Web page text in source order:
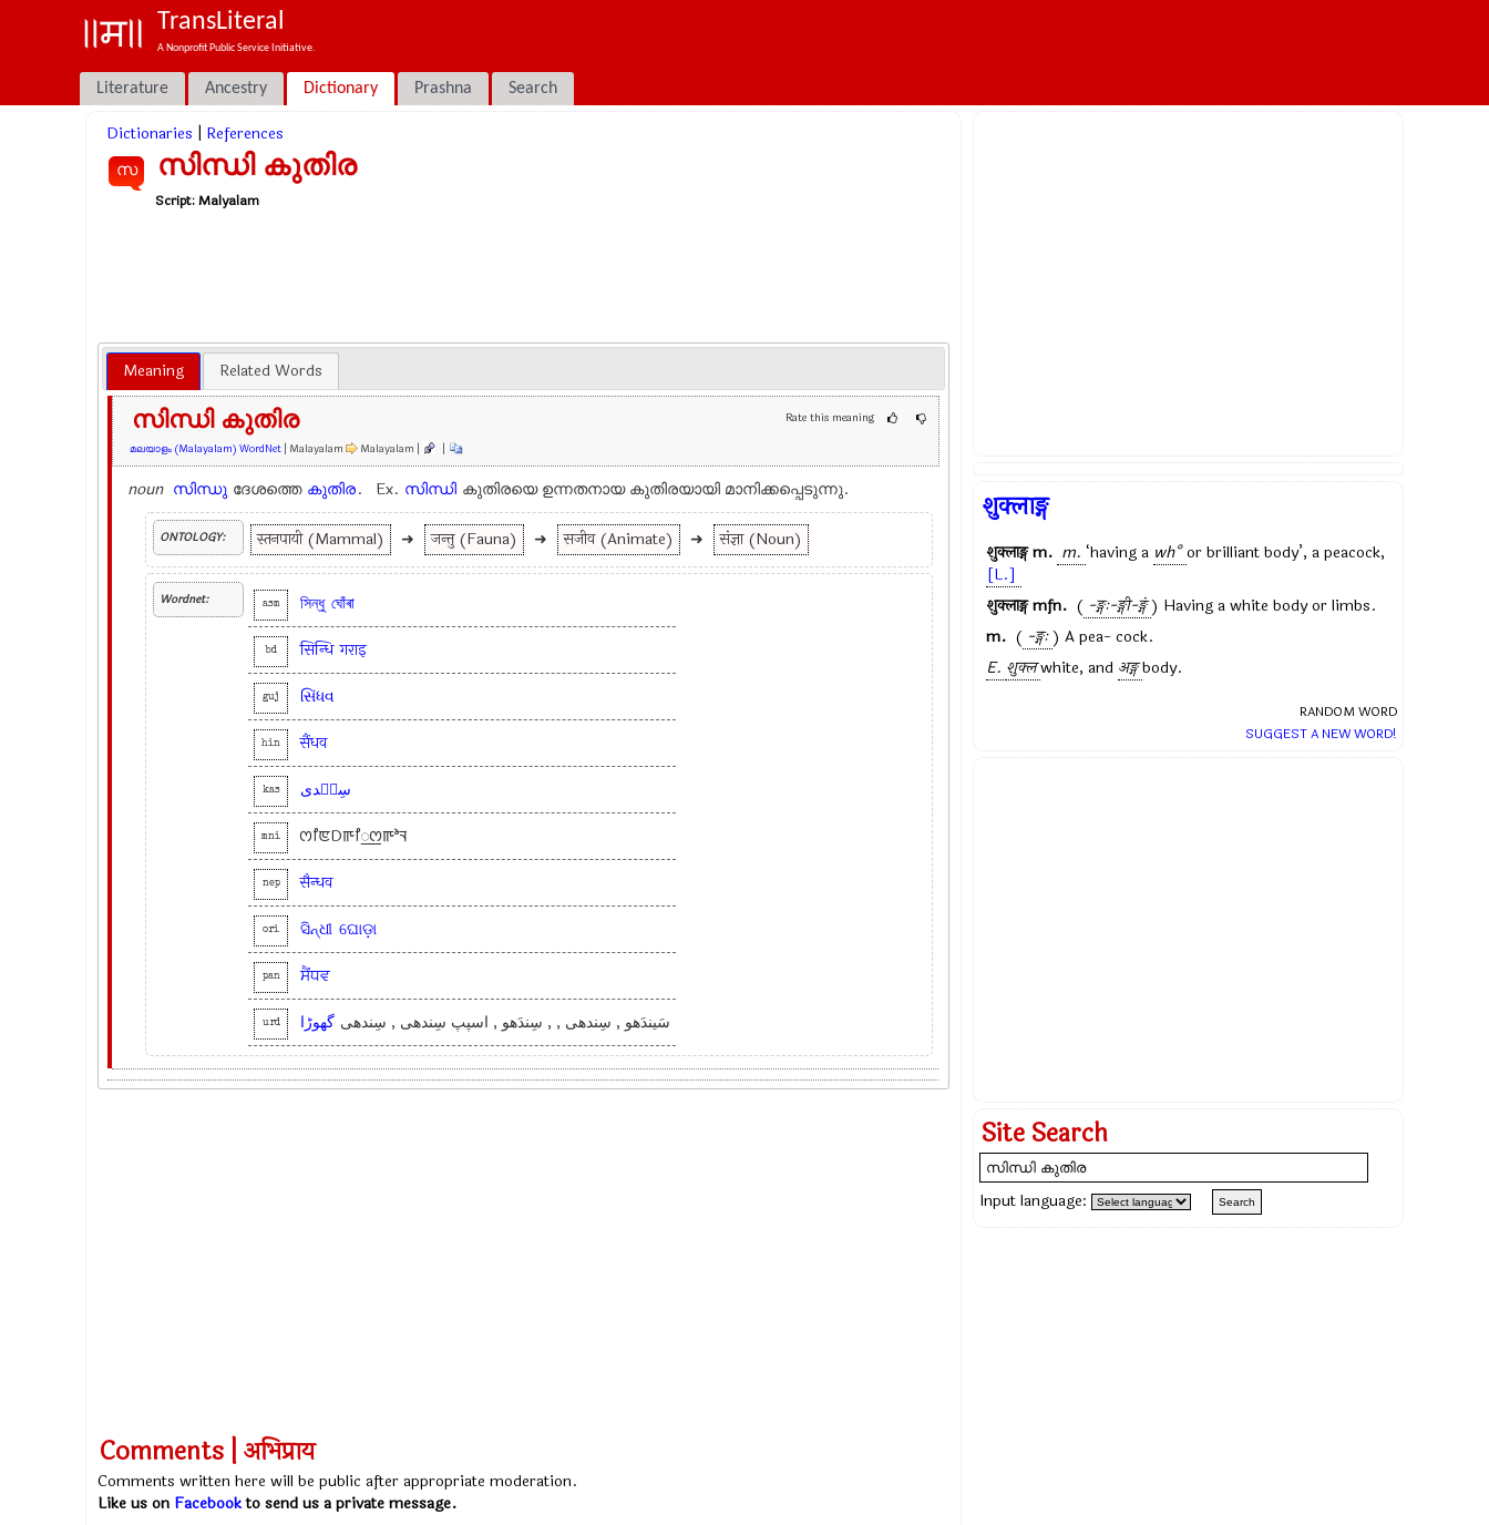
TransLiteral
A Nonprofit Public Service Initiative.
Literature Ancestry Dictionary Prashna Search
Dictionaries References
സ സിന്ധി കുതിര
Script:Malyalam
Meaning Related Words
Rate this meaning
സിന്ധി കുതിര
മലയാളം (Malayalam) WordNet| Malayalam Malayalam | |
noun സിന്ധു ദേശത്തെ കുതിര. Ex. സിന്ധി കുതിരയെ ഉന്നതനായ കുതിരയായി മാനിക്കപ്പെടുന്നു.
ONTOLOGY: स्तनपायी (Mammal) ➜ जन्तु (Fauna) ➜ सजीव (Animate) ➜ संज्ञा (Noun)
Wordnet: asm সিন্ধু ঘোঁৰা
bd सिन्धि गराइ
guj સિંધવ
hin सैंधव
kas سِنٛدی
mni ꯁꯤꯟDꯒꯤ꯭ꯁꯒꯣꯜ
nep सैन्धव
ori ସିନ୍ଧୀ ଘୋଡ଼ା
pan ਸੈਂਧਵ
urd سَیندَھو , سِندھی , , سِندَھو , اسپپ سِندھی , سِندھی گھوڑا
Comments | अभिप्राय
Comments written here will be public after appropriate moderation.
Like us on Facebookto send us a private message.
शुक्लाङ्ग
शुक्लाङ्गm. m. ‘having a wh°or brilliant body’, a peacock,
[L.]
शुक्लाङ्गmfn. ( -ङ्गः-ङ्गी-ङ्गं) Having a white body or limbs.
m. ( -ङ्गः) A pea- cock.
E. शुक्लwhite, and अङ्गbody.
RANDOM WORD
SUGGEST A NEW WORD!
Site Search
Input language: